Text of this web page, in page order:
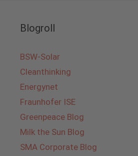
Blogroll
BSW-Solar
Cleanthinking
Energynet
Fraunhofer ISE
Greenpeace Blog
Milk the Sun Blog
SMA Corporate Blog